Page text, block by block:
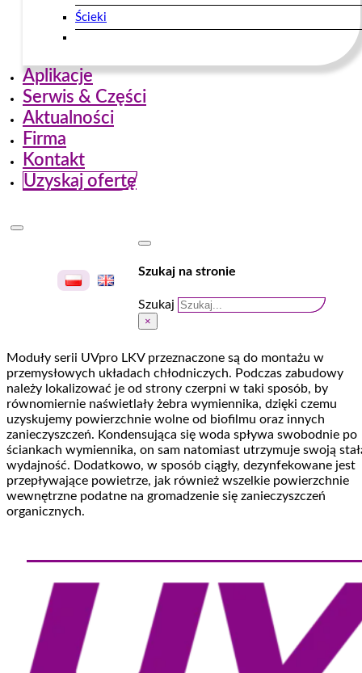
Ścieki
Aplikacje
Serwis & Części
Aktualności
Firma
Kontakt
Uzyskaj ofertę
Szukaj na stronie
Szukaj
×
Moduły serii UVpro LKV przeznaczone są do montażu w
przemysłowych układach chłodniczych. Podczas zabudowy
należy lokalizować je od strony czerpni w taki sposób, by
równomiernie naświetlały żebra wymiennika, dzięki czemu
uzyskujemy powierzchnie wolne od biofilmu oraz innych
zanieczyszczeń. Kondensująca się woda spływa swobodnie po
ściankach wymiennika, on sam natomiast utrzymuje swoją
wydajność. Dodatkowo, w sposób ciągły, dezynfekowane jest
przepływające powietrze, jak również wszelkie powierzchnie
wewnętrzne podatne na gromadzenie się zanieczyszczeń
organicznych.